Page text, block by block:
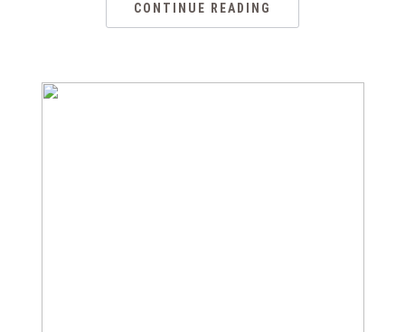
CONTINUE READING